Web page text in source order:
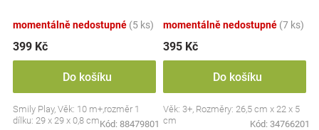
momentálně nedostupné (5 ks)
399 Kč
Do košíku
Smily Play, Věk: 10 m+,rozměr 1
dílku: 29 x 29 x 0,8 cmKód: 88479801
momentálně nedostupné (7 ks)
395 Kč
Do košíku
Věk: 3+, Rozměry: 26,5 cm x 22 x 5
cm
Kód: 34766201